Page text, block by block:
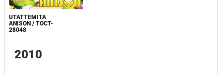
UTATTEMITA
ANISON / TOCT-
28048
2010